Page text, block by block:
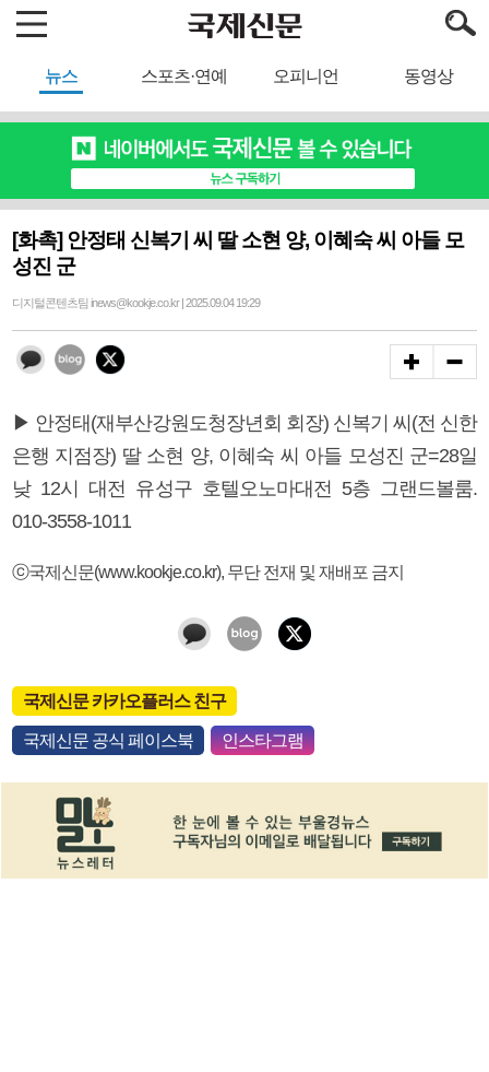
뉴스 스포츠·연예 오피니언 동영상
[화촉] 안정태 신복기 씨 딸 소현 양, 이혜숙 씨 아들 모
성진 군
디지털콘텐츠팀 inews@kookje.co.kr | 2025.09.04 19:29
▶ 안정태(재부산강원도청장년회 회장) 신복기 씨(전 신한
은행 지점장) 딸 소현 양, 이혜숙 씨 아들 모성진 군=28일
낮 12시 대전 유성구 호텔오노마대전 5층 그랜드볼룸.
010-3558-1011
ⓒ국제신문(www.kookje.co.kr), 무단 전재 및 재배포 금지
국제신문 카카오플러스 친구
국제신문 공식 페이스북 인스타그램